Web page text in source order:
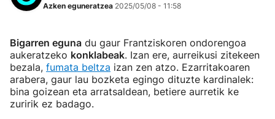
Azken eguneratzea 2025/05/08 - 11:58
Bigarren eguna du gaur Frantziskoren ondorengoa
aukeratzeko konklabeak. Izan ere, aurreikusi zitekeen
bezala, fumata beltza izan zen atzo. Ezarritakoaren
arabera, gaur lau bozketa egingo dituzte kardinalek:
bina goizean eta arratsaldean, betiere aurretik ke
zuririk ez badago.